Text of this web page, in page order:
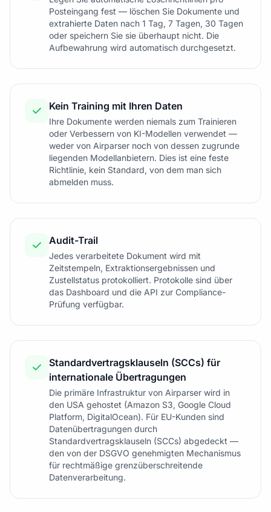
Posteingang fest — löschen Sie Dokumente und
extrahierte Daten nach 1 Tag, 7 Tagen, 30 Tagen
oder speichern Sie sie überhaupt nicht. Die
Aufbewahrung wird automatisch durchgesetzt.
Kein Training mit Ihren Daten
Ihre Dokumente werden niemals zum Trainieren
oder Verbessern von KI-Modellen verwendet —
weder von Airparser noch von dessen zugrunde
liegenden Modellanbietern. Dies ist eine feste
Richtlinie, kein Standard, von dem man sich
abmelden muss.
Audit-Trail
Jedes verarbeitete Dokument wird mit
Zeitstempeln, Extraktionsergebnissen und
Zustellstatus protokolliert. Protokolle sind über
das Dashboard und die API zur Compliance-
Prüfung verfügbar.
Standardvertragsklauseln (SCCs) für
internationale Übertragungen
Die primäre Infrastruktur von Airparser wird in
den USA gehostet (Amazon S3, Google Cloud
Platform, DigitalOcean). Für EU-Kunden sind
Datenübertragungen durch
Standardvertragsklauseln (SCCs) abgedeckt —
den von der DSGVO genehmigten Mechanismus
für rechtmäßige grenzüberschreitende
Datenverarbeitung.